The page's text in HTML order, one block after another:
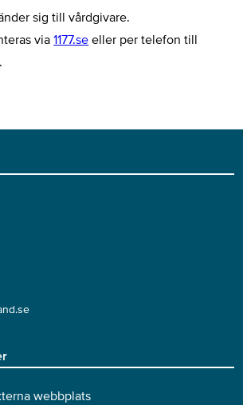
sig till vårdgivare.
via1177.se eller per telefon till
webbplats